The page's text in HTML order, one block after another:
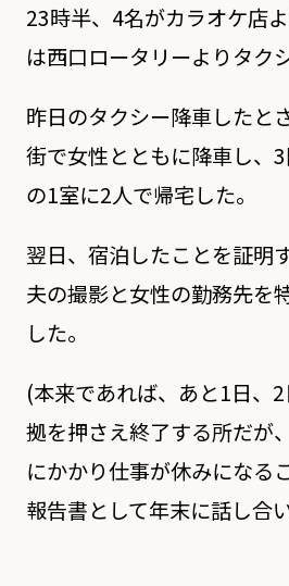
23時半、4名がカラオケ店
は西口ロータリーよりタク
昨日のタクシー降車したと
街で女性とともに降車し、
の1室に2人で帰宅した。
翌日、宿泊したことを証明
夫の撮影と女性の勤務先を
した。
(本来であれば、あと1日、
拠を押さえ終了する所だが
にかかり仕事が休みになる
報告書として年末に話し合